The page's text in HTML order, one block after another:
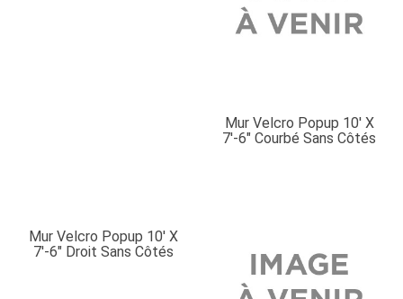
Mur Velcro Popup 10′ X
7′-6″ Courbé Sans Côtés
Mur Velcro Popup 10′ X
7′-6″ Droit Sans Côtés